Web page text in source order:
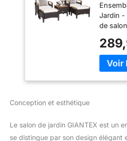
en
avec
Pieds,
Pieds
Jardin -
de
jardin, 2
acier
Conception et esthétique
Le salon de jardin GIANTEX est un
se distingue par son design élégant